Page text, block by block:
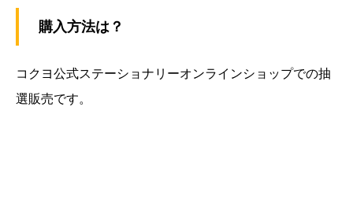
購入方法は？
コクヨ公式ステーショナリーオンラインショップでの抽
選販売です​​。